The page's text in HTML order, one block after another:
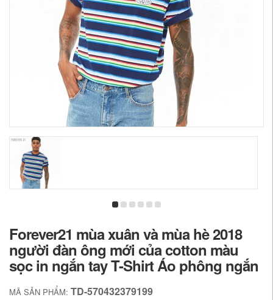
Forever21 mùa xuân và mùa hè 2018
người đàn ông mới của cotton màu
sọc in ngắn tay T-Shirt Áo phông ngắn
MÃ SẢN PHẨM: TD-570432379199